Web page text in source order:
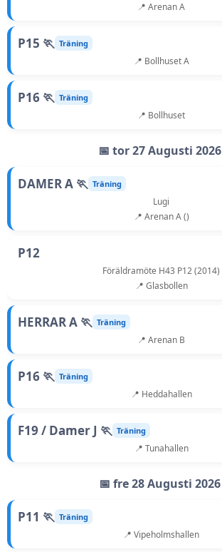
📍 Arenan A
P15 🏃 Träning
📍 Bollhuset A
P16 🏃 Träning
📍 Bollhuset
📅 tor 27 Augusti 2026
DAMER A 🏃 Träning
Lugi
📍 Arenan A ()
P12
Föräldramöte H43 P12 (2014)
📍 Glasbollen
HERRAR A 🏃 Träning
📍 Arenan B
P16 🏃 Träning
📍 Heddahallen
F19 / Damer J 🏃 Träning
📍 Tunahallen
📅 fre 28 Augusti 2026
P11 🏃 Träning
📍 Vipeholmshallen